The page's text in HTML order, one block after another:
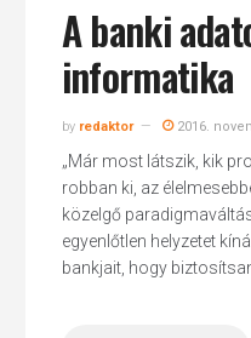
A banki
informatika
by redaktor 2016.
„Már most látszik, kik
robban ki, az
közelgő
egyenlőtlen helyzetet
bankjait, hogy